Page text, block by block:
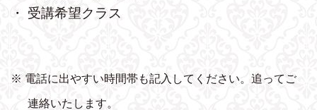
・ 受講希望クラス
※ 電話に出やすい時間帯も記入してください。追ってご
連絡いたします。